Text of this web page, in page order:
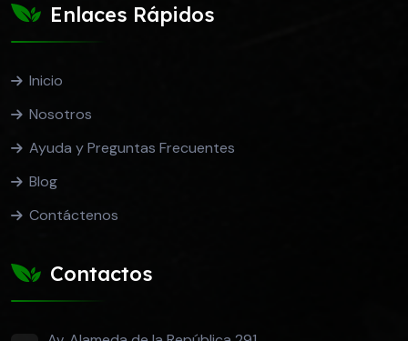
Enlaces Rápidos
Inicio
Nosotros
Ayuda y Preguntas Frecuentes
Blog
Contáctenos
Contactos